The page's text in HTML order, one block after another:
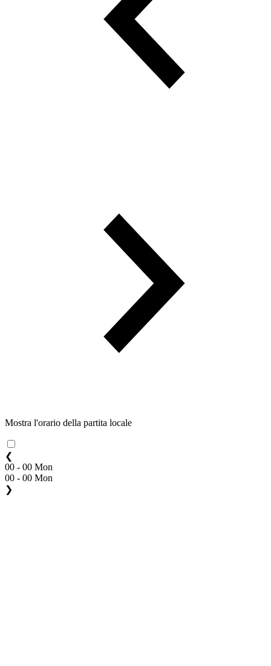
Mostra l'orario della partita locale
❮
00 - 00 Mon
00 - 00 Mon
❯